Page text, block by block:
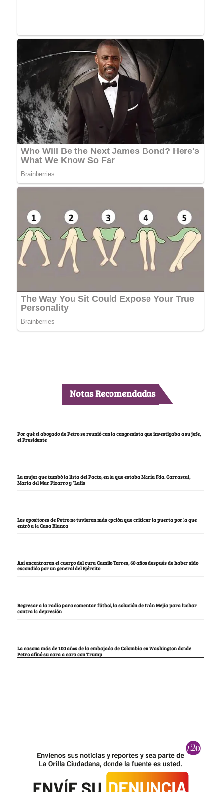
Notas Recomendadas
Por qué el abogado de Petro se reunió con la congresista que investigaba a su jefe,
el Presidente
La mujer que tumbó la lista del Pacto, en la que estaba María Fda. Carrascal,
María del Mar Pizarro y “Lalis
Los opositores de Petro no tuvieron más opción que criticar la puerta por la que
entró a la Casa Blanca
Así encontraron el cuerpo del cura Camilo Torres, 60 años después de haber sido
escondido por un general del Ejército
Regresar a la radio para comentar fútbol, la solución de Iván Mejía para luchar
contra la depresión
La casona más de 100 años de la embajada de Colombia en Washington donde
Petro afinó su cara a cara con Trump